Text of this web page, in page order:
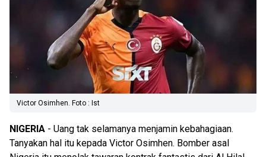
Victor Osimhen. Foto : Ist
NIGERIA - Uang tak selamanya menjamin kebahagiaan.
Tanyakan hal itu kepada Victor Osimhen. Bomber asal